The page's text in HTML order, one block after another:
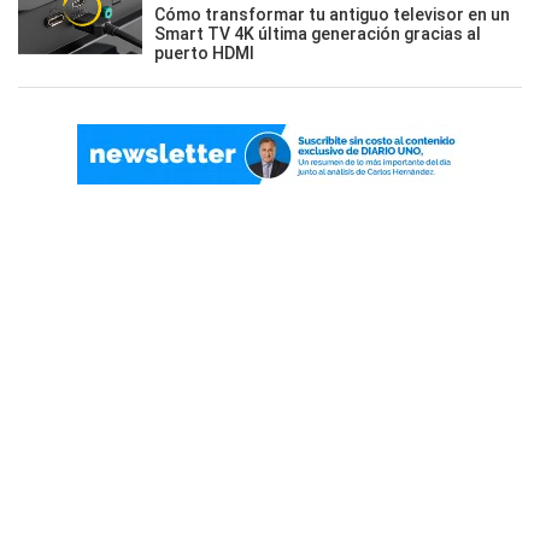
Cómo transformar tu antiguo televisor en un
Smart TV 4K última generación gracias al
puerto HDMI